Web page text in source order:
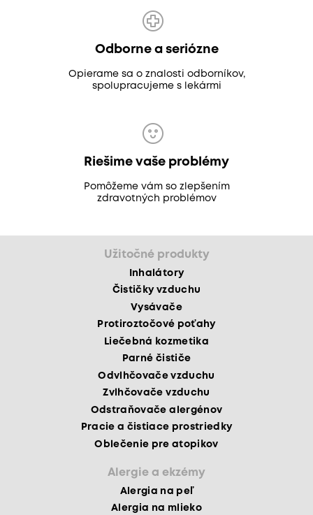
Odborne a seriózne
Opierame sa o znalosti odborníkov,
spolupracujeme s lekármi
Riešime vaše problémy
Pomôžeme vám so zlepšením
zdravotných problémov
Užitočné produkty
Inhalátory
Čističky vzduchu
Vysávače
Protiroztočové poťahy
Liečebná kozmetika
Parné čističe
Odvlhčovače vzduchu
Zvlhčovače vzduchu
Odstraňovače alergénov
Pracie a čistiace prostriedky
Oblečenie pre atopikov
Alergie a ekzémy
Alergia na peľ
Alergia na mlieko